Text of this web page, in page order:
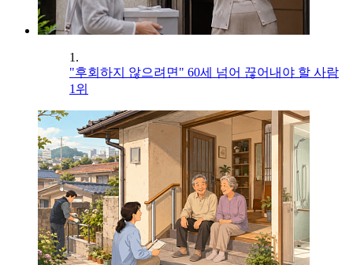
1.
"후회하지 않으려면" 60세 넘어 끊어내야 할 사람
1위